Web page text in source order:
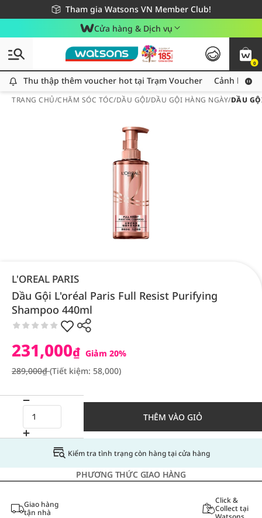
Tham gia Watsons VN Member Club!
Miễn phí giao hàng cho đơn hàng từ 249,000Đ
Giao hàng nhanh 24h - Áp dụng khu vực TP. Hồ Chí Minh
Cửa hàng & Dịch vụ
0
Thu thập thêm voucher hot tại Trạm Voucher
Thu thập thêm voucher hot tại Trạm Voucher Cảnh báo
TRANG CHỦ/CHĂM SÓC TÓC/DẦU GỘI/DẦU GỘI HÀNG NGÀY/DẦU
L'OREAL PARIS
Dầu Gội L'oréal Paris Full Resist Purifying
Shampoo 440ml
231,000₫ Giảm 20%
289,000₫(Tiết kiệm: 58,000)
THÊM VÀO GIỎ
Kiểm tra tình trạng còn hàng tại cửa hàng
PHƯƠNG THỨC GIAO HÀNG
Giao hàng
tận nhà
Click &
Collect tại